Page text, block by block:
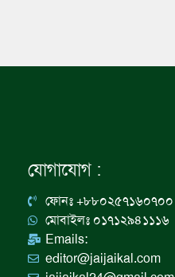
যোগাযোগ :
ফোনঃ +৮৮০২৫৭১৬০৭০০
মোবাইলঃ ০১৭১২৯৪১১১৬
Emails:
editor@jaijaikal.com